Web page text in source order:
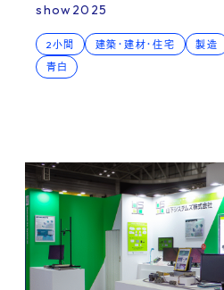
show2025
2小間 建築・建材・住宅 製造
青白